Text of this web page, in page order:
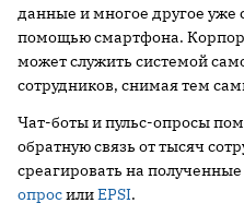
данные и многое другое уже
помощью смартфона.
может служить системой
сотрудников, снимая тем
Чат-боты и пульс-опросы
обратную связь от тысяч
среагировать на
опросилиEPSI.